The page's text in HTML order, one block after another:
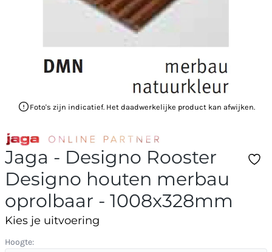
Foto's zijn indicatief. Het daadwerkelijke product kan afwijken.
Jaga - Designo Rooster
Designo houten merbau
oprolbaar - 1008x328mm
Kies je uitvoering
Hoogte: